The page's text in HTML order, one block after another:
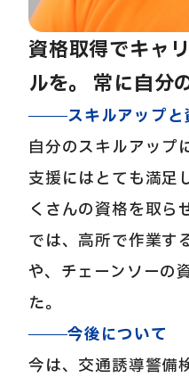
資格取得でキャ
ルを。
常に自分
スキルアップと
自分のスキルアップ
支援にはとても満足
くさんの資格を取ら
では、高所で作業す
や、チェーンソーの
た。
今後について
今は、交通誘導警備